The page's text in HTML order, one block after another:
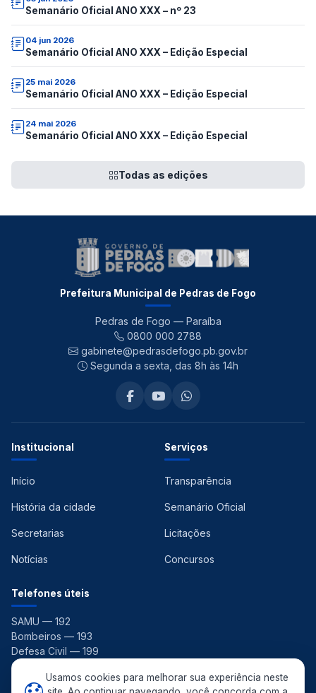
Semanário Oficial ANO XXX – nº 23
04 jun 2026
Semanário Oficial ANO XXX – Edição Especial
25 mai 2026
Semanário Oficial ANO XXX – Edição Especial
24 mai 2026
Semanário Oficial ANO XXX – Edição Especial
Todas as edições
Prefeitura Municipal de Pedras de Fogo
Pedras de Fogo — Paraíba
0800 000 2788
gabinete@pedrasdefogo.pb.gov.br
Segunda a sexta, das 8h às 14h
Institucional
Início
História da cidade
Secretarias
Notícias
Serviços
Transparência
Semanário Oficial
Licitações
Concursos
Telefones úteis
SAMU — 192
Bombeiros — 193
Defesa Civil — 199
Ouvidoria — 156
Usamos cookies para melhorar sua experiência neste